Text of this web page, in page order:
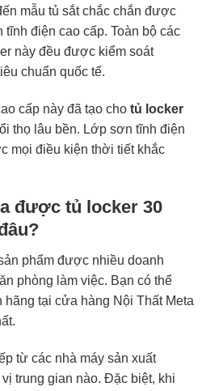
mẫu tủ sắt chắc chắn được
điện cao cấp. Toàn bộ các
này đều được kiểm soát
chuẩn quốc tế.
cấp này đã tạo cho tủ locker
thọ lâu bền. Lớp sơn tĩnh điện
mọi điều kiện thời tiết khắc
được tủ locker 30
phẩm được nhiều doanh
phòng làm việc. Bạn có thể
tại cửa hàng Nội Thất Meta
từ các nhà máy sản xuất
trung gian nào. Đặc biệt, khi